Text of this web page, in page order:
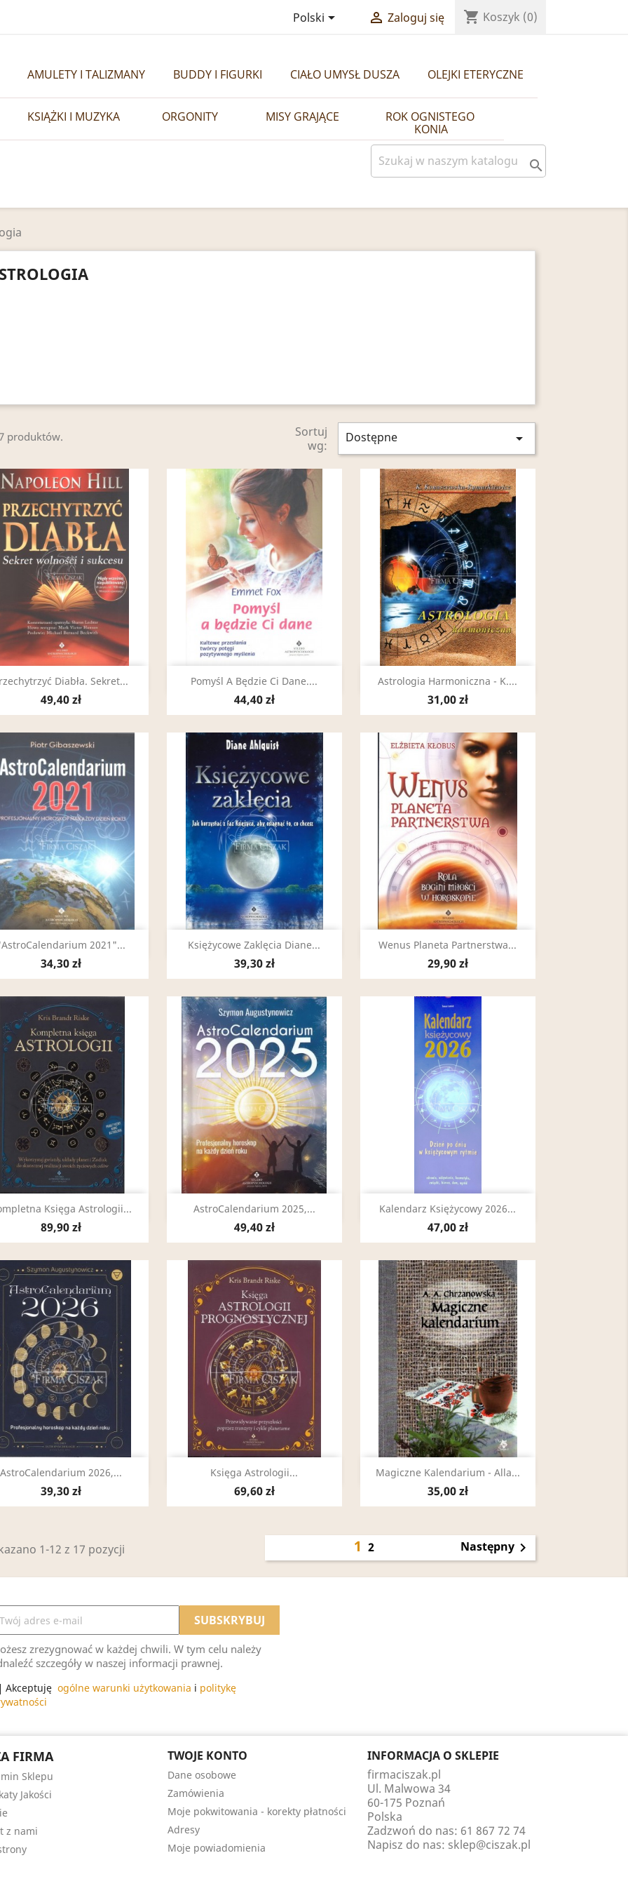
Polski  Zaloguj się shopping_cart Koszyk (0)
AMULETY I TALIZMANY BUDDY I FIGURKI CIAŁO UMYSŁ DUSZA OLEJKI ETERYCZNE
KSIĄŻKI I MUZYKA ORGONITY MISY GRAJĄCE
ROK OGNISTEGO
KONIA

produktów.
Sortuj
wg:
Dostępne 
Diabła. Sekret...
49,40 zł
Szybki podgląd Pomyśl A Będzie Ci Dane....
44,40 zł
Szybki podgląd Astrologia Harmoniczna - K....
31,00 zł
Szybki podgląd
2021"...
34,30 zł
Szybki podgląd Księżycowe Zaklęcia Diane...
39,30 zł
Szybki podgląd Wenus Planeta Partnerstwa...
29,90 zł
Szybki podgląd
Księga Astrologii...
89,90 zł
Szybki podgląd AstroCalendarium 2025,...
49,40 zł
Szybki podgląd Kalendarz Księżycowy 2026...
47,00 zł
Szybki podgląd
AstroCalendarium 2026,...
39,30 zł
Szybki podgląd Księga Astrologii...
69,60 zł
Szybki podgląd Magiczne Kalendarium - Alla...
35,00 zł
Szybki podgląd
1-12 z 17 pozycji 1 2 Następny
zrezygnować w każdej chwili. W tym celu należy
szczegóły w naszej informacji prawnej.
Akceptuję ogólne warunki użytkowania i politykę
FIRMA
Sklepu
Jakości
z nami
TWOJE KONTO
Dane osobowe
Zamówienia
Moje pokwitowania - korekty płatności
Adresy
Moje powiadomienia
INFORMACJA O SKLEPIE
firmaciszak.pl
Ul. Malwowa 34
60-175 Poznań
Polska
Zadzwoń do nas: 61 867 72 74
Napisz do nas: sklep@ciszak.pl